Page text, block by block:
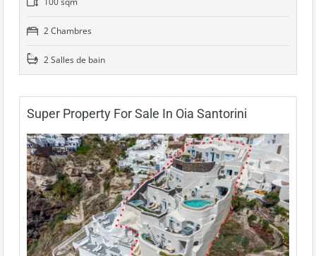
2 Chambres
2 Salles de bain
Super Property For Sale In Oia Santorini